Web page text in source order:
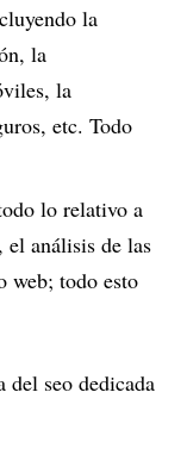
la
la
la
etc. Todo
lo relativo a
el análisis de las
web; todo esto
del seo dedicada